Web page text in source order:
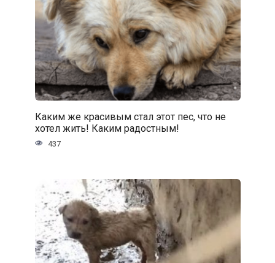
Каким же красивым стал этот пес, что не
хотел жить! Каким радостным!
437